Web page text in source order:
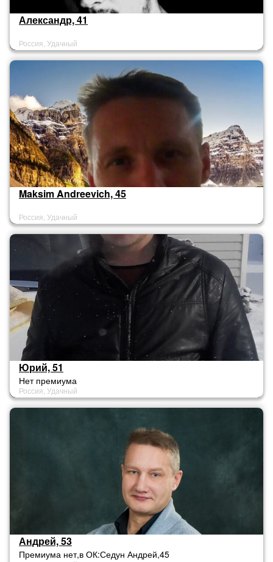
Александр, 41
Россия, Удачный
Maksim Andreevich, 45
Россия, Удачный
Юрий, 51
Нет премиума
Россия, Удачный
Андрей, 53
Премиума нет,в ОК:Седун Андрей,45